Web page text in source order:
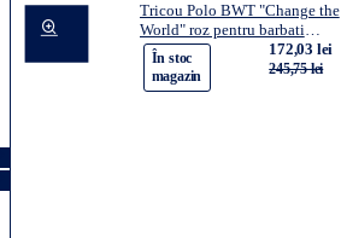
Tricou Polo BWT "Change the
World" roz pentru barbati
marimea L
În stoc
magazin
172,03 lei
245,75 lei